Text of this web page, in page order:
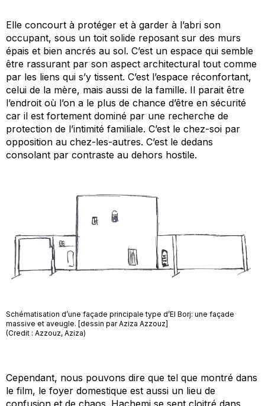
Elle concourt à protéger et à garder à l’abri son
occupant, sous un toit solide reposant sur des murs
épais et bien ancrés au sol. C’est un espace qui semble
être rassurant par son aspect architectural tout comme
par les liens qui s’y tissent. C’est l’espace réconfortant,
celui de la mère, mais aussi de la famille. Il parait être
l’endroit où l’on a le plus de chance d’être en sécurité
car il est fortement dominé par une recherche de
protection de l’intimité familiale. C’est le chez-soi par
opposition au chez-les-autres. C’est le dedans
consolant par contraste au dehors hostile.
Schématisation d’une façade principale type d’El Borj: une façade
massive et aveugle. [dessin par Aziza Azzouz]
(Credit : Azzouz, Aziza)
Cependant, nous pouvons dire que tel que montré dans
le film, le foyer domestique est aussi un lieu de
confusion et de chaos. Hachemi se sent cloitré dans